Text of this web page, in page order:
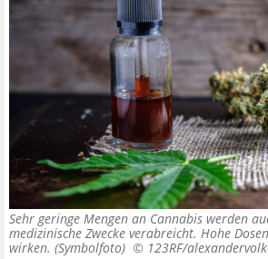
Sehr geringe Mengen an Cannabis werden
medizinische Zwecke verabreicht. Hohe
wirken. (Symbolfoto) © 123RF/